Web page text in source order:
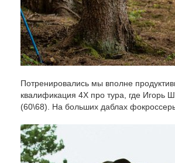
Потренировались мы вполне
квалификация 4Х про тура, где Игорь
(60\68). На больших даблах